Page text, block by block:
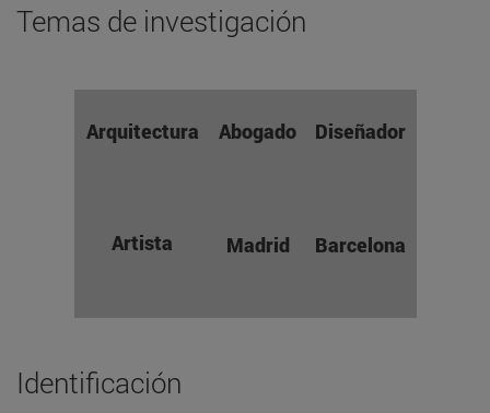
Temas de investigación
Arquitectura Abogado Diseñador
Artista Madrid Barcelona
Identificación